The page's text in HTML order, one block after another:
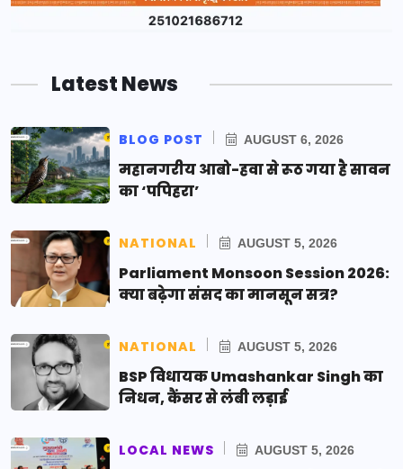
Latest News
BLOG POST AUGUST 6, 2026
महानगरीय आबो-हवा से रूठ गया है सावन
का ‘पपिहरा’
NATIONAL AUGUST 5, 2026
Parliament Monsoon Session 2026:
क्या बढ़ेगा संसद का मानसून सत्र?
NATIONAL AUGUST 5, 2026
BSP विधायक Umashankar Singh का
निधन, कैंसर से लंबी लड़ाई
LOCAL NEWS AUGUST 5, 2026